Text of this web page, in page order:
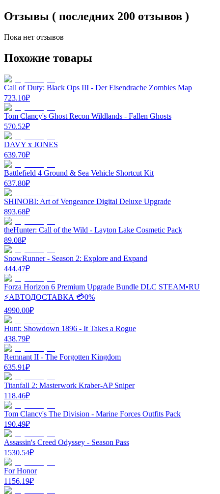
Отзывы ( последних 200 отзывов )
Пока нет отзывов
Похожие товары
Call of Duty: Black Ops III - Der Eisendrache Zombies Map
723.10₽
Tom Clancy's Ghost Recon Wildlands - Fallen Ghosts
570.52₽
DAVY x JONES
639.70₽
Battlefield 4 Ground & Sea Vehicle Shortcut Kit
637.80₽
SHINOBI: Art of Vengeance Digital Deluxe Upgrade
893.68₽
theHunter: Call of the Wild - Layton Lake Cosmetic Pack
89.08₽
SnowRunner - Season 2: Explore and Expand
444.47₽
Forza Horizon 6 Premium Upgrade Bundle DLC STEAM•RU
⚡️АВТОДОСТАВКА 💳0%
4990.00₽
Hunt: Showdown 1896 - It Takes a Rogue
438.79₽
Remnant II - The Forgotten Kingdom
635.91₽
Titanfall 2: Masterwork Kraber-AP Sniper
118.46₽
Tom Clancy's The Division - Marine Forces Outfits Pack
190.49₽
Assassin's Creed Odyssey - Season Pass
1530.54₽
For Honor
1156.19₽